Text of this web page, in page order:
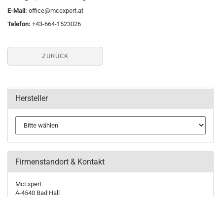
E-Mail: office@mcexpert.at
Telefon: +43-664-1523026
ZURÜCK
Hersteller
Firmenstandort & Kontakt
McExpert
A-4540 Bad Hall